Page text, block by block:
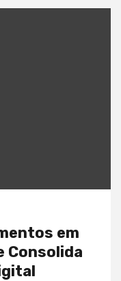
em
Consolida